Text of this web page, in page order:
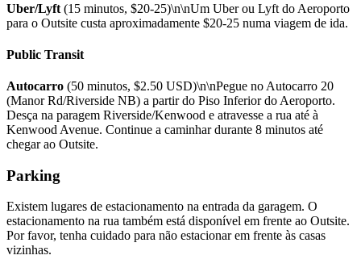
Uber/Lyft (15 minutos, $20-25)\n\nUm Uber ou Lyft do Aeroporto
para o Outsite custa aproximadamente $20-25 numa viagem de ida.
Public Transit
Autocarro (50 minutos, $2.50 USD)\n\nPegue no Autocarro 20
(Manor Rd/Riverside NB) a partir do Piso Inferior do Aeroporto.
Desça na paragem Riverside/Kenwood e atravesse a rua até à
Kenwood Avenue. Continue a caminhar durante 8 minutos até
chegar ao Outsite.
Parking
Existem lugares de estacionamento na entrada da garagem. O
estacionamento na rua também está disponível em frente ao Outsite.
Por favor, tenha cuidado para não estacionar em frente às casas
vizinhas.